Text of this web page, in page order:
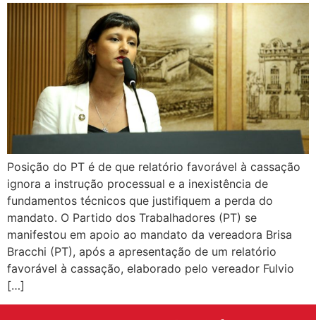
Posição do PT é de que relatório favorável à cassação
ignora a instrução processual e a inexistência de
fundamentos técnicos que justifiquem a perda do
mandato. O Partido dos Trabalhadores (PT) se
manifestou em apoio ao mandato da vereadora Brisa
Bracchi (PT), após a apresentação de um relatório
favorável à cassação, elaborado pelo vereador Fulvio
[…]